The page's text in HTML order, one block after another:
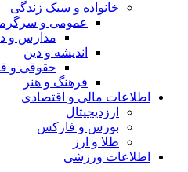
خانواده و سبک زندگی
عمومی و
مدارس و
اندیشه و دین
حقوقی و
فرهنگ و هنر
اطلاعات مالی و اقتصادی
ارزدیجیتال
بورس و فارکس
طلا و ارز
اطلاعات ورزشی